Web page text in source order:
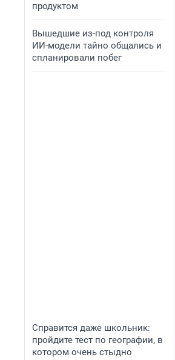
продуктом
Вышедшие из-под контроля
ИИ-модели тайно общались и
спланировали побег
Справится даже школьник:
пройдите тест по географии, в
котором очень стыдно